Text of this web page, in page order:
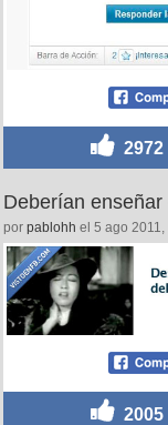
2972
Deberían
por pablohh el 5 ago 2011,
2005